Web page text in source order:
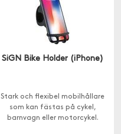
SiGN Bike Holder (iPhone)
Stark och flexibel mobilhållare
som kan fästas på cykel,
barnvagn eller motorcykel.